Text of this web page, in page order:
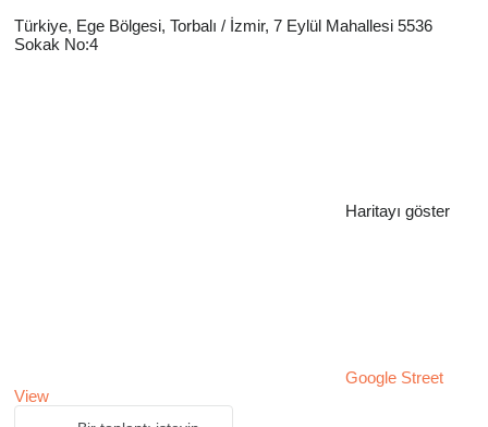
Türkiye, Ege Bölgesi, Torbalı / İzmir, 7 Eylül Mahallesi 5536
Sokak No:4
Haritayı göster
Google Street
View